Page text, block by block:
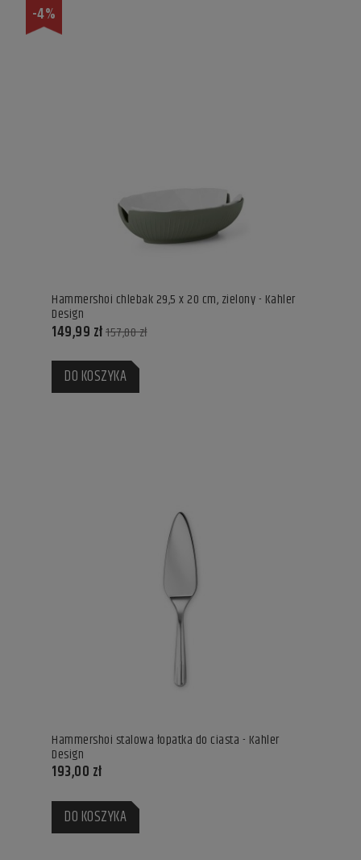
Hammershoi chlebak 29,5 x 20 cm, zielony - Kahler
Design
149,99 zł157,00 zł
DO KOSZYKA
-4%
Hammershoi stalowa łopatka do ciasta - Kahler
Design
193,00 zł
DO KOSZYKA